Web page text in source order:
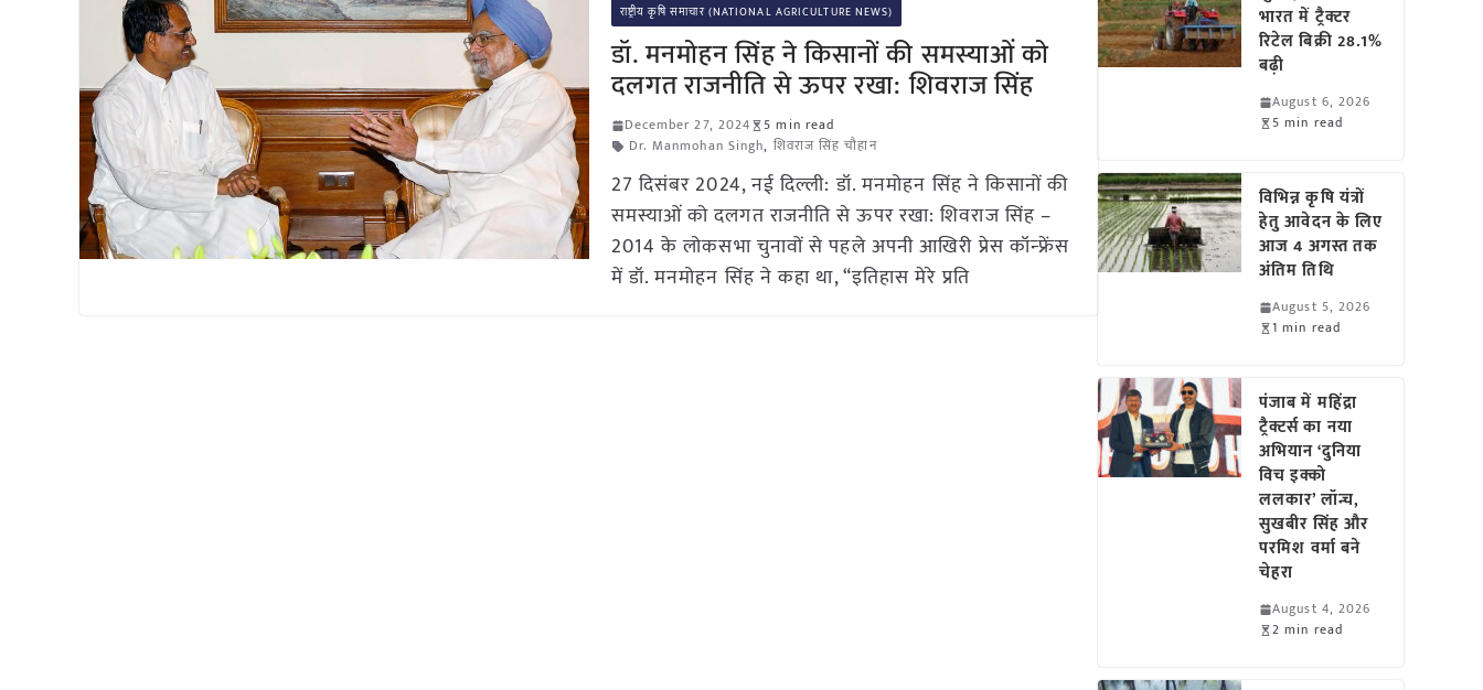
राष्ट्रीय कृषि समाचार (NATIONAL AGRICULTURE NEWS)
डॉ. मनमोहन सिंह ने किसानों की समस्याओं को
दलगत राजनीति से ऊपर रखा: शिवराज सिंह
December 27, 2024
5 min read
Dr. Manmohan Singh, शिवराज सिंह चौहान
27 दिसंबर 2024, नई दिल्ली: डॉ. मनमोहन सिंह ने किसानों की
समस्याओं को दलगत राजनीति से ऊपर रखा: शिवराज सिंह –
2014 के लोकसभा चुनावों से पहले अपनी आखिरी प्रेस कॉन्फ्रेंस
में डॉ. मनमोहन सिंह ने कहा था, “इतिहास मेरे प्रति
भारत में ट्रैक्टर
रिटेल बिक्री 28.1%
बढ़ी
August 6, 2026
5 min read
विभिन्न कृषि यंत्रों
हेतु आवेदन के लिए
आज 4 अगस्त तक
अंतिम तिथि
August 5, 2026
1 min read
पंजाब में महिंद्रा
ट्रैक्टर्स का नया
अभियान ‘दुनिया
विच इक्को
ललकार’ लॉन्च,
सुखबीर सिंह और
परमिश वर्मा बने
चेहरा
August 4, 2026
2 min read